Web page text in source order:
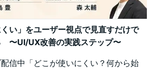
くい」をユーザー視点で見直すだけで
〜UI/UX改善の実践ステップ〜
信中「どこが使いにくい？何から始